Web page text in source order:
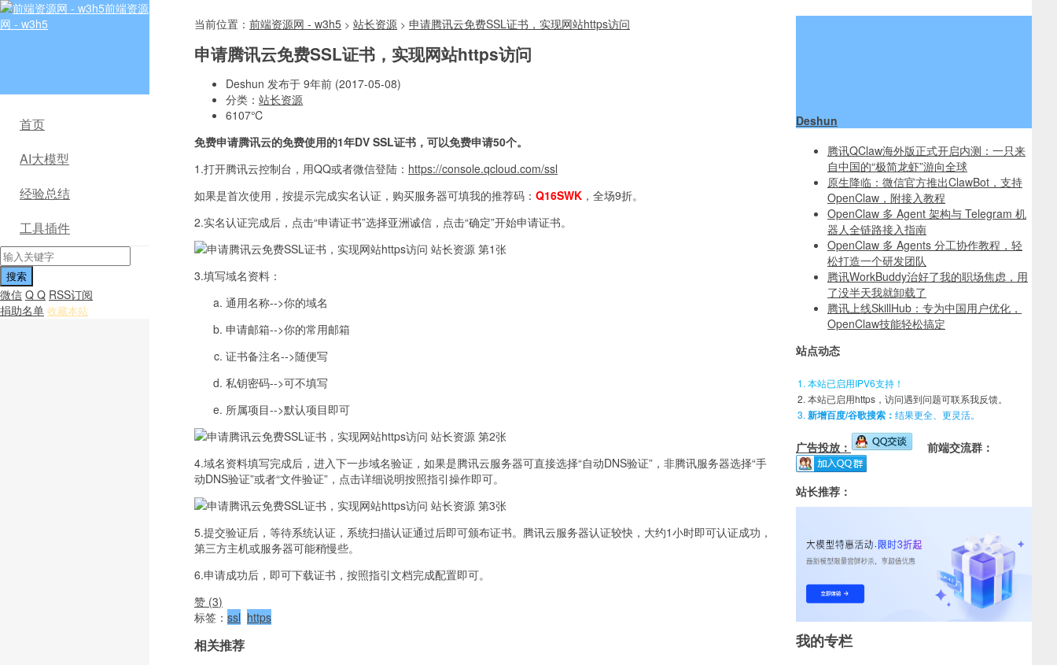
前端资源
网 - w3h5
首页
AI大模型
经验总结
工具插件
微信 Q Q RSS订阅
捐助名单 收藏本站
当前位置： 前端资源网 - w3h5 > 站长资源 > 申请腾讯云免费SSL证书，实现网站https访问
申请腾讯云免费SSL证书，实现网站https访问
Deshun 发布于 9年前 (2017-05-08)
分类： 站长资源
6107℃
免费申请腾讯云的免费使用的1年DV SSL证书，可以免费申请50个。
1.打开腾讯云控制台，用QQ或者微信登陆： https://console.qcloud.com/ssl
如果是首次使用，按提示完成实名认证，购买服务器可填我的推荐码： Q16SWK ，全场9折。
2.实名认证完成后，点击“申请证书”选择亚洲诚信，点击“确定”开始申请证书。
3.填写域名资料：
通用名称-->你的域名
申请邮箱-->你的常用邮箱
证书备注名-->随便写
私钥密码-->可不填写
所属项目-->默认项目即可
4.域名资料填写完成后，进入下一步域名验证，如果是腾讯云服务器可直接选择“自动DNS验证”，非腾讯服务器选择“手
动DNS验证”或者“文件验证”，点击详细说明按照指引操作即可。
5.提交验证后，等待系统认证，系统扫描认证通过后即可颁布证书。腾讯云服务器认证较快，大约1小时即可认证成功，
第三方主机或服务器可能稍慢些。
6.申请成功后，即可下载证书，按照指引文档完成配置即可。
赞 (3)
标签： ssl https
相关推荐
Deshun
腾讯QClaw海外版正式开启内测：一只来
自中国的“极简龙虾”游向全球
原生降临：微信官方推出ClawBot，支持
OpenClaw，附接入教程
OpenClaw 多 Agent 架构与 Telegram 机
器人全链路接入指南
OpenClaw 多 Agents 分工协作教程，轻
松打造一个研发团队
腾讯WorkBuddy治好了我的职场焦虑，用
了没半天我就卸载了
腾讯上线SkillHub：专为中国用户优化，
OpenClaw技能轻松搞定
站点动态
本站已启用IPV6支持！
本站已启用https，访问遇到问题可联系我反馈。
新增百度/谷歌搜索： 结果更全、更灵活。
广告投放： 前端交流群：
站长推荐：
我的专栏